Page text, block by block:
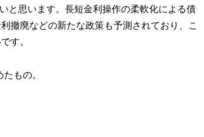
と思います。長短金利操作の柔軟化による債
撤廃などの新たな政策も予測されており、こ
す。
もの。